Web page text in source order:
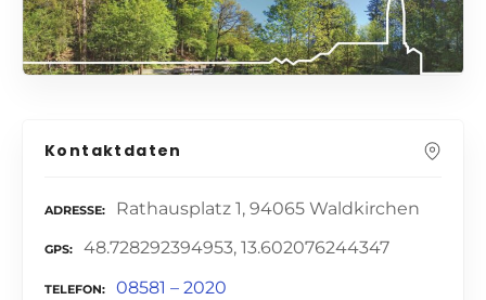
Kontaktdaten
ADRESSE Rathausplatz 1, 94065 Waldkirchen
GPS 48.728292394953, 13.602076244347
TELEFON 08581 – 2020